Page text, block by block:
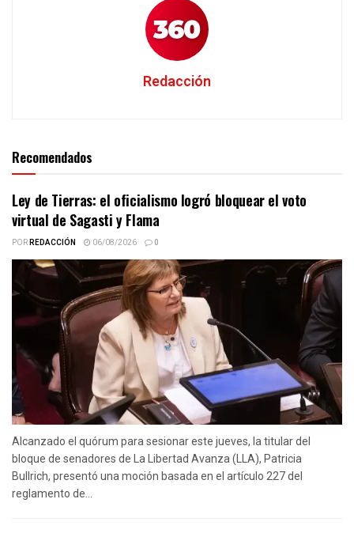
Redacción
Recomendados
Ley de Tierras: el oficialismo logró bloquear el voto
virtual de Sagasti y Flama
PORREDACCIÓN 06/08/2026 0
Alcanzado el quórum para sesionar este jueves, la titular del
bloque de senadores de La Libertad Avanza (LLA), Patricia
Bullrich, presentó una moción basada en el artículo 227 del
reglamento de...